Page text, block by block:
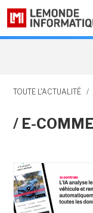
TOUTE L'ACTUALITÉ /
/ E-